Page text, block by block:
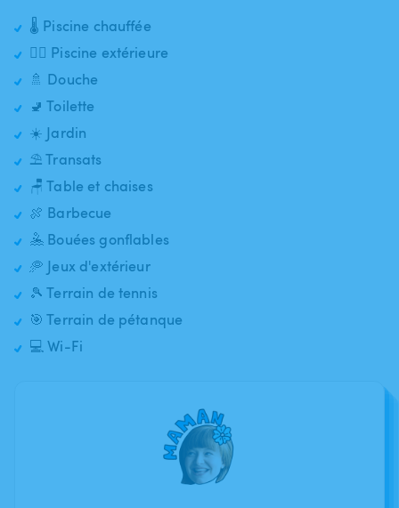
🌡️ Piscine chauffée
🏊‍♂️ Piscine extérieure
🚿 Douche
🚽 Toilette
☀️ Jardin
⛱️ Transats
🪑 Table et chaises
🍖 Barbecue
🤽 Bouées gonflables
🥏 Jeux d'extérieur
🎾 Terrain de tennis
🎯 Terrain de pétanque
💻 Wi-Fi